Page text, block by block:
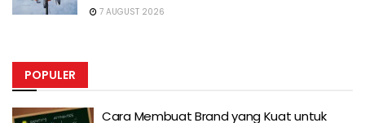
7 AUGUST 2026
POPULER
Cara Membuat Brand yang Kuat untuk